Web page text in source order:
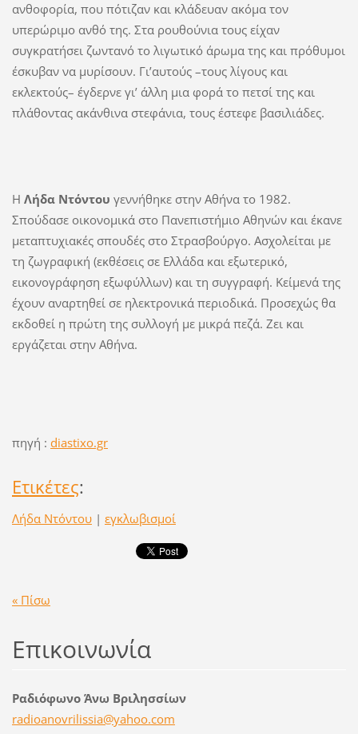
ανθοφορία, που πότιζαν και κλάδευαν ακόμα τον
υπερώριμο ανθό της. Στα ρουθούνια τους είχαν
συγκρατήσει ζωντανό το λιγωτικό άρωμα της και πρόθυμοι
έσκυβαν να μυρίσουν. Γι’αυτούς –τους λίγους και
εκλεκτούς– έγδερνε γι’ άλλη μια φορά το πετσί της και
πλάθοντας ακάνθινα στεφάνια, τους έστεφε βασιλιάδες.
Η Λήδα Ντόντου γεννήθηκε στην Αθήνα το 1982.
Σπούδασε οικονομικά στο Πανεπιστήμιο Αθηνών και έκανε
μεταπτυχιακές σπουδές στο Στρασβούργο. Ασχολείται με
τη ζωγραφική (εκθέσεις σε Ελλάδα και εξωτερικό,
εικονογράφηση εξωφύλλων) και τη συγγραφή. Κείμενά της
έχουν αναρτηθεί σε ηλεκτρονικά περιοδικά. Προσεχώς θα
εκδοθεί η πρώτη της συλλογή με μικρά πεζά. Ζει και
εργάζεται στην Αθήνα.
πηγή : diastixo.gr
Ετικέτες:
Λήδα Ντόντου | εγκλωβισμοί
« Πίσω
Επικοινωνία
Ραδιόφωνο Άνω Βριλησσίων
radioanovrilissia@yahoo.com